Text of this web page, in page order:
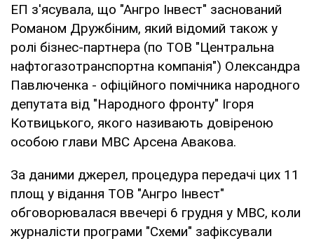
ЕП з'ясувала, що "Ангро Інвест" заснований
Романом Дружбіним, який відомий також у
ролі бізнес-партнера (по ТОВ "Центральна
нафтогазотранспортна компанія") Олександра
Павлюченка - офіційного помічника народного
депутата від "Народного фронту" Ігоря
Котвицького, якого називають довіреною
особою глави МВС Арсена Авакова.
За даними джерел, процедура передачі цих 11
площ у відання ТОВ "Ангро Інвест"
обговорювалася ввечері 6 грудня у МВС, коли
журналісти програми "Схеми" зафіксували